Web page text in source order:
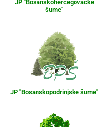
JP "Bosanskohercegovačke
šume"
JP "Bosanskopodrinjske šume"